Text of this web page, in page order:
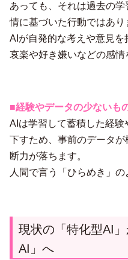
あっても、それは過去の
情に基づいた行動ではあり
AIが自発的な考えや意見
哀楽や好き嫌いなどの感情
■経験やデータの少ないも
AIは学習して蓄積した経
下すため、事前のデータ
断力が落ちます。
人間で言う「ひらめき」の
現状の「特化型AI
AI」へ